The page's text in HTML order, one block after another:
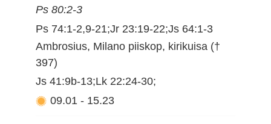
Ps 80:2-3
Ps 74:1-2,9-21;Jr 23:19-22;Js 64:1-3
Ambrosius, Milano piiskop, kirikuisa (†
397)
Js 41:9b-13;Lk 22:24-30;
09.01 - 15.23